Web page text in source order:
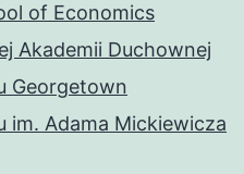
of Economics
Akademii Duchownej
Georgetown
im. Adama Mickiewicza